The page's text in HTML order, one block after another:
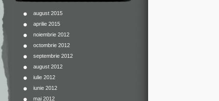
august 2015
aprilie 2015
noiembrie 2012
octombrie 2012
septembrie 2012
august 2012
iulie 2012
iunie 2012
mai 2012